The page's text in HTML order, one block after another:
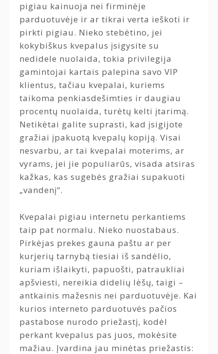
pigiau kainuoja nei firminėje
parduotuvėje ir ar tikrai verta ieškoti ir
pirkti pigiau. Nieko stebėtino, jei
kokybiškus kvepalus įsigysite su
nedidele nuolaida, tokia privilegija
gamintojai kartais palepina savo VIP
klientus, tačiau kvepalai, kuriems
taikoma penkiasdešimties ir daugiau
procentų nuolaida, turėtų kelti įtarimą.
Netikėtai galite suprasti, kad įsigijote
gražiai įpakuotą kvepalų kopiją. Visai
nesvarbu, ar tai kvepalai moterims, ar
vyrams, jei jie populiarūs, visada atsiras
kažkas, kas sugebės gražiai supakuoti
„vandenį“.
Kvepalai pigiau internetu perkantiems
taip pat normalu. Nieko nuostabaus.
Pirkėjas prekes gauna paštu ar per
kurjerių tarnybą tiesiai iš sandėlio,
kuriam išlaikyti, papuošti, patraukliai
apšviesti, nereikia didelių lėšų, taigi –
antkainis mažesnis nei parduotuvėje. Kai
kurios interneto parduotuvės pačios
pastabose nurodo priežastį, kodėl
perkant kvepalus pas juos, mokėsite
mažiau. Įvardina jau minėtas priežastis: